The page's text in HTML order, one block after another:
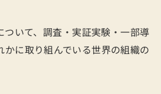
ついて、調査・実証実験・一部導
かに取り組んでいる世界の組織の